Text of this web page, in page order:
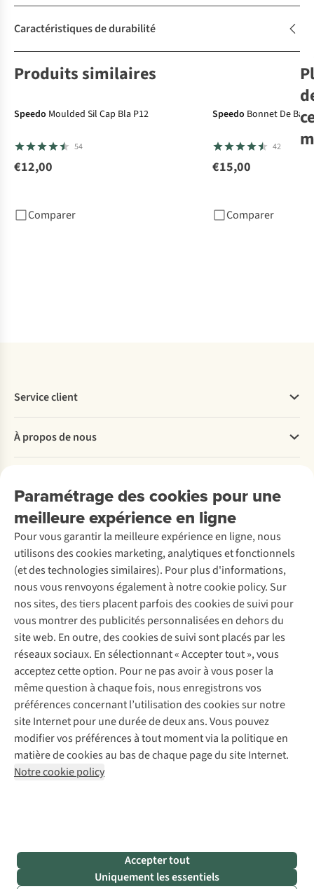
Caractéristiques de durabilité
Produits similaires
Speedo Moulded Sil Cap Bla P12
54
€12,00
Comparer
Speedo Bonnet De
42
€15,00
Comparer
Paramétrage des cookies pour une
meilleure expérience en ligne
Pour vous garantir la meilleure expérience en ligne, nous
utilisons des cookies marketing, analytiques et fonctionnels
(et des technologies similaires). Pour plus d'informations,
nous vous renvoyons également à notre cookie policy. Sur
nos sites, des tiers placent parfois des cookies de suivi pour
vous montrer des publicités personnalisées en dehors du
site web. En outre, des cookies de suivi sont placés par les
réseaux sociaux. En sélectionnant « Accepter tout », vous
acceptez cette option. Pour ne pas avoir à vous poser la
même question à chaque fois, nous enregistrons vos
préférences concernant l’utilisation des cookies sur notre
site Internet pour une durée de deux ans. Vous pouvez
modifier vos préférences à tout moment via la politique en
matière de cookies au bas de chaque page du site Internet.
Notre cookie policy
Accepter tout
Uniquement les essentiels
Service client
Commander
Payer
Retourner
Rétractation d'une commande
Entretien & réparations
Garantie
Contactez-nous
À propos de nous
Entreprise responsable
À propos d’Ayacucho
Nos magasins
À propos d’A.S.Adventure
Déclaration d'accessibilité
Location / Location sports d’hiver
Seconde-main
Entretien de ski
Service de lavage
Entretien de chaussures
Réparation de chaussures
Réparation de vêtements
Retouches
Pour les entreprises
Découvrez
A.S.Magazine
Explore Camp
Expertise & conseils
Abonnez-vous à la newsletter
Suivez-nous
Mentions légales
Politique de confidentialité
Conditions générales
Cookie Policy